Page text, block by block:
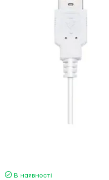
В наявності